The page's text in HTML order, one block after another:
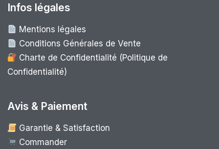
Infos légales
Mentions légales
Conditions Générales de Vente
Charte de Confidentialité (Politique de
Confidentialité)
Avis & Paiement
Garantie & Satisfaction
Commander